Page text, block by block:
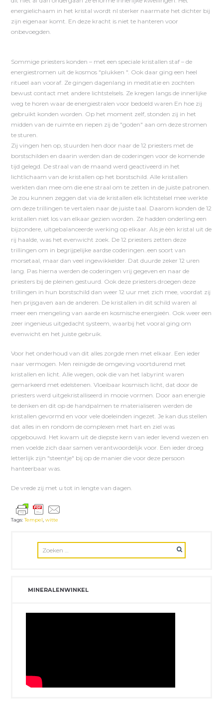
energielichaam in het kristal wordt nl sterker naarmate het dichter bij
zijn eigenaar komt. En deze kracht is niet te hanteren voor
onbevoegden.
Sommige priesters konden – met een speciale kristallen staf – de
energiestromen uit de kosmos "plukken ". Ook daar ging een heel
ritueel aan vooraf. Ze gingen dagenlang in meditatie en zochten
bewust contact met andere lichtstelsels. Ze kregen langs de innerlijke
weg te horen waar de energiestralen voor bedoeld waren En hoe zij
gebruikt konden worden. Op het moment zelf, stonden zij in het
midden van de ruimte en riepen zij de "goden" aan om deze stromen
te sturen.
Zij vingen hen op, stuurden hen door naar de 12 priesters met de
borstschilden en daarin werden dan de coderingen voor de komende
tijd gelegd. De straal van de maand werd geactiveerd in het
lichtlichaam van de kristallen op het borstschild. Alle kristallen
werkten dan mee om die ene straal om te zetten in de juiste patronen.
Je zou kunnen zeggen dat via de kristallen elk lichtstelsel mee werkte
om deze trillingen te vertalen naar de juiste taal. Daarom konden de 12
kristallen niet los van elkaar gezien worden. Ze hadden onderling een
bijzondere, uitgebalanceerde werking op elkaar. Als je èèn kristal uit de
rij haalde, was het evenwicht zoek. De 12 priesters zetten deze
trillingen om in begrijpelijke aardse coderingen..een soort van
morsetaal, maar dan veel ingewikkelder. Dat duurde zeker 12 uren
lang. Pas hierna werden de coderingen vrij gegeven en naar de
priesters bij de pleinen gestuurd. Ook deze priesters droegen deze
trillingen in hun borstschild dan weer 12 uur met zich mee, voordat zij
hen prijsgaven aan de anderen. De kristallen in dit schild waren al
meer een mengeling van aarde en kosmische energieën. Ook weer een
zeer ingenieus uitgedacht systeem, waarbij het vooral ging om
evenwicht en het juiste gebruik.
Voor het onderhoud van dit alles zorgde men met elkaar. Een ieder
naar vermogen. Men reinigde de omgeving voortdurend met
kristallen en licht. Alle wegen, ook die van het labyrint waren
gemarkeerd met edelstenen. Vloeibaar kosmisch licht, dat door de
priesters werd uitgekristalliseerd in mooie vormen. Door aan energie
te denken en dit op de handpalmen te materialiseren werden de
kristallen gevormd en voor vele doeleinden ingezet. Je kan dus stellen
dat alles in en rondom de complexen met hart en ziel was
opgebouwd. Het kwam uit de diepste kern van ieder levend wezen en
men voelde zich daar samen verantwoordelijk voor. Een ieder droeg
letterlijk zijn "steentje" bij op de manier die voor deze persoon
hanteerbaar was.
De vrede zij met u tot in lengte van dagen.
Tags:Tempel,witte
MINERALENWINKEL